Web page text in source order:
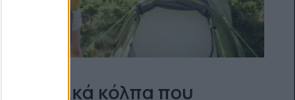
κόλπα που